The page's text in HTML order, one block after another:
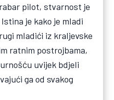
pilot, stvarnost je
je kako je mladi
mladići iz kraljevske
ratnim postrojbama,
uvijek bdjeli
ga od svakog